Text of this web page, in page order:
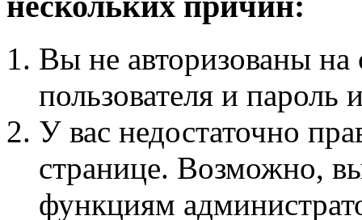
Вы не авторизованы на
пользователя и пароль
У вас недостаточно
странице. Возможно,
функциям